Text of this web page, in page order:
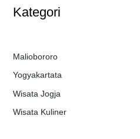
Kategori
Maliobororo
Yogyakartata
Wisata Jogja
Wisata Kuliner